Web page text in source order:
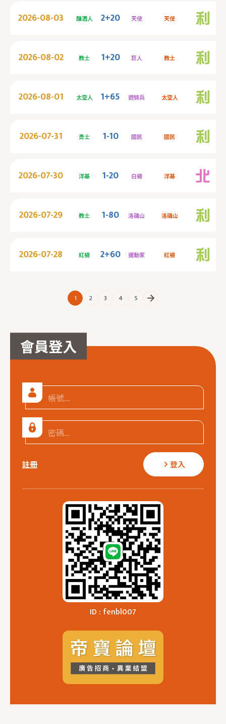
會員登入
註冊 登入
ID : fenbl007
2026-08-03 釀酒人 2+20 天使 天使
2026-08-02 教士 1+20 巨人 教士
2026-08-01 太空人 1+65 遊騎兵 太空人
2026-07-31 勇士 1-10 國民 國民
2026-07-30 洋基 1-20 白襪 洋基
2026-07-29 教士 1-80 洛磯山 洛磯山
2026-07-28 紅襪 2+60 運動家 紅襪
1 2 3 4 5